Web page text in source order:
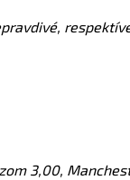
3,00,